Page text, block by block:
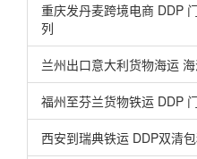
重庆发丹麦跨境电商 DDP
列
兰州出口意大利货物海运
福州至芬兰货物铁运 DDP
西安到瑞典铁运 DDP双清